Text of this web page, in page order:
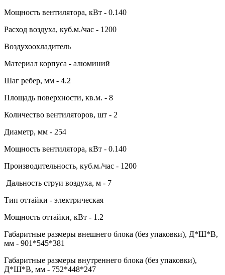
Мощность вентилятора, кВт - 0.140
Расход воздуха, куб.м./час - 1200
Воздухоохладитель
Материал корпуса - алюминий
Шаг ребер, мм - 4.2
Площадь поверхности, кв.м. - 8
Количество вентиляторов, шт - 2
Диаметр, мм - 254
Мощность вентилятора, кВт - 0.140
Производительность, куб.м./час - 1200
Дальность струи воздуха, м - 7
Тип оттайки - электрическая
Мощность оттайки, кВт - 1.2
Габаритные размеры внешнего блока (без упаковки), Д*Ш*В,
мм - 901*545*381
Габаритные размеры внутреннего блока (без упаковки),
Д*Ш*В, мм - 752*448*247